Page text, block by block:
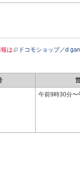
は ドコモショップ／d
午前9時30分〜